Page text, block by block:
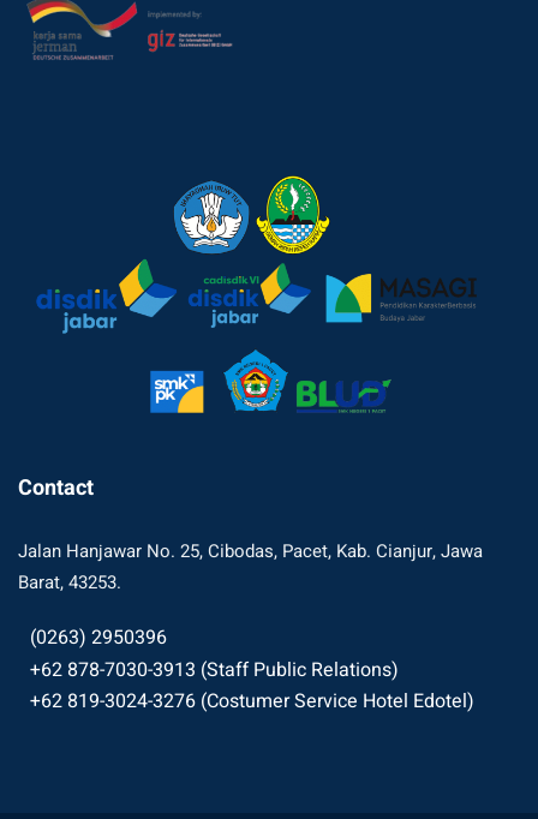
Contact
Jalan Hanjawar No. 25, Cibodas, Pacet, Kab. Cianjur, Jawa
Barat, 43253.
(0263) 2950396
+62 878-7030-3913 (Staff Public Relations)
+62 819-3024-3276 (Costumer Service Hotel Edotel)